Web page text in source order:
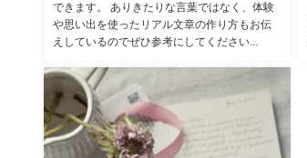
できます。 ありきたりな言葉ではなく、体験
や思い出を使ったリアル文章の作り方もお伝
えしているのでぜひ参考にしてください...